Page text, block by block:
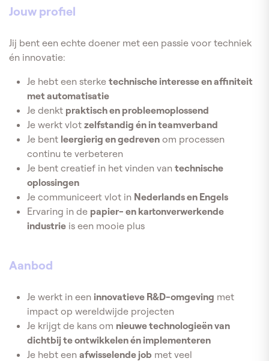
Jouw profiel
Jij bent een echte doener met een passie voor techniek
én innovatie:
Je hebt een sterke technische interesse en affiniteit
met automatisatie
Je denkt praktisch en probleemoplossend
Je werkt vlot zelfstandig én in teamverband
Je bent leergierig en gedreven om processen
continu te verbeteren
Je bent creatief in het vinden van technische
oplossingen
Je communiceert vlot in Nederlands en Engels
Ervaring in de papier- en kartonverwerkende
industrie is een mooie plus
Aanbod
Je werkt in een innovatieve R&D-omgeving met
impact op wereldwijde projecten
Je krijgt de kans om nieuwe technologieën van
dichtbij te ontwikkelen én implementeren
Je hebt een afwisselende job met veel